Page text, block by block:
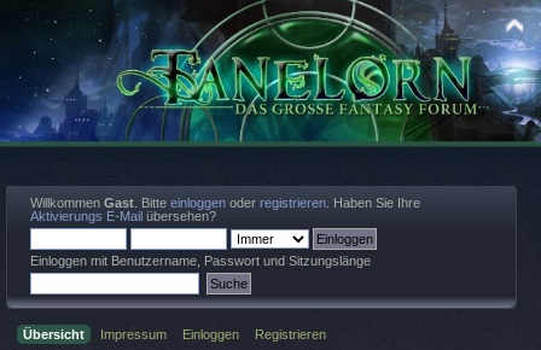
Willkommen Gast . Bitte einloggen oder registrieren . Haben Sie Ihre
Aktivierungs E-Mail übersehen?
Einloggen mit Benutzername, Passwort und Sitzungslänge
Übersicht Impressum Einloggen Registrieren